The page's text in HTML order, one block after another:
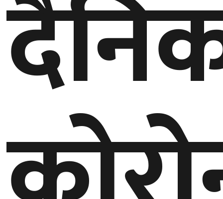
प्रदेश
५
कर्णाली
प्रदेश
विचार
मनाेरञ्जन
खेलकुद